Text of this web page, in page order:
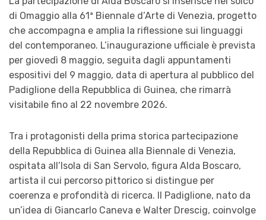
di Omaggio alla 61ª Biennale d’Arte di Venezia, progetto
che accompagna e amplia la riflessione sui linguaggi
del contemporaneo. L’inaugurazione ufficiale è prevista
per giovedì 8 maggio, seguita dagli appuntamenti
espositivi del 9 maggio, data di apertura al pubblico del
Padiglione della Repubblica di Guinea, che rimarrà
visitabile fino al 22 novembre 2026.
Tra i protagonisti della prima storica partecipazione
della Repubblica di Guinea alla Biennale di Venezia,
ospitata all’Isola di San Servolo, figura Alda Boscaro,
artista il cui percorso pittorico si distingue per
coerenza e profondità di ricerca. Il Padiglione, nato da
un’idea di Giancarlo Caneva e Walter Drescig, coinvolge